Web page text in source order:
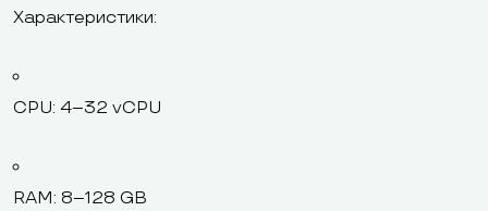
Характеристики:
CPU: 4–32 vCPU
RAM: 8–128 GB